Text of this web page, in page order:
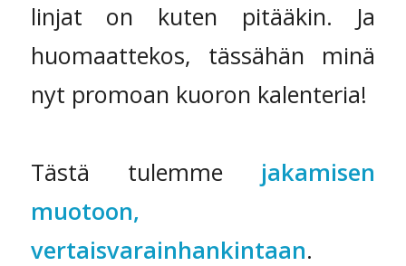
linjat on kuten pitääkin. Ja
huomaattekos, tässähän minä
nyt promoan kuoron kalenteria!
Tästä tulemme jakamisen
muotoon,
vertaisvarainhankintaan.